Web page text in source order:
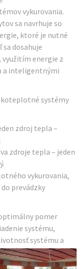
vykurovania.
sa navrhuje so
ktoré je nutné
sa dosahuje
energie z
a inteligentnými
systémy
zdroj tepla –
zdroje tepla – jeden
vykurovania,
prevádzky
pomer
systému,
systému a